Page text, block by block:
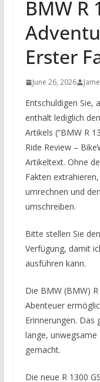
BMW R
Erster
June 26, 2026
Entschuldigen Sie,
enthält lediglich
Artikels (“BMW R
Ride Review –
Artikeltext. Ohne
Fakten
umrechnen und
umschreiben.
Bitte stellen Sie
Verfügung, damit
ausführen kann.
Die BMW (BMW)
Abenteuer
Erinnerungen. Das
lange,
gemacht.
Die neue R 1300